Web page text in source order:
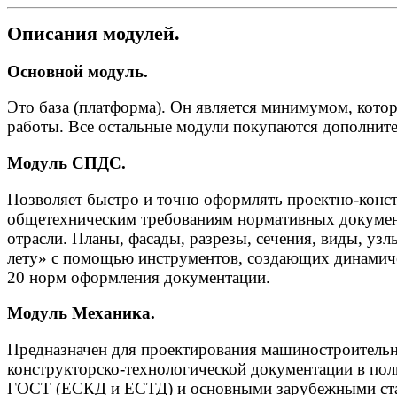
Описания модулей.
Основной модуль.
Это база (платформа). Он является минимумом,
работы. Все остальные модули покупаются
Модуль СПДС.
Позволяет быстро и точно оформлять проектно-
общетехническим требованиям нормативных
отрасли. Планы, фасады, разрезы, сечения, виды,
лету» с помощью инструментов, создающих
20 норм оформления документации.
Модуль Механика.
Предназначен для проектирования
конструкторско-технологической документации в
ГОСТ (ЕСКД и ЕСТД) и основными зарубежными